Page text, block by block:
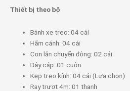
Thiết bị theo bộ
Bánh xe treo: 04 cái
Hãm cánh: 04 cái
Con lăn chuyển động: 02 cái
Dây cáp: 01 cuộn
Kẹp treo kính: 04 cái (Lựa chọn)
Ray trươt 4m: 01 thanh